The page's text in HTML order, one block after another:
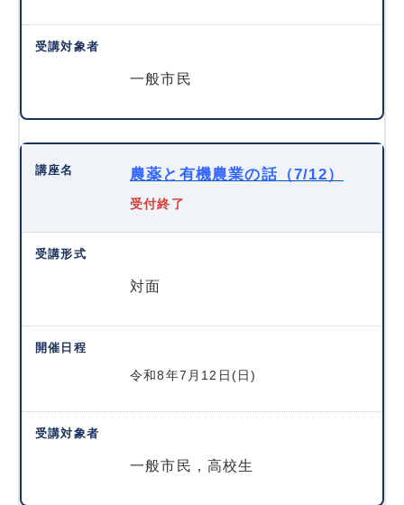
一般市民
農薬と有機農業の話（7/12）
受付終了
対面
令和8年7月12日(日)
一般市民，高校生